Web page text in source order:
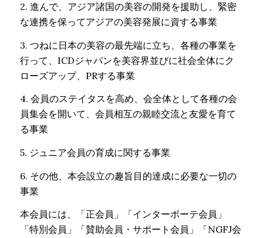
2. 進んで、アジア諸国の美容の開発を援助し、緊密
な連携を保ってアジアの美容発展に資する事業
3. つねに日本の美容の最先端に立ち、各種の事業を
行って、ICDジャパンを美容界並びに社会全体にク
ローズアップ、PRする事業
4. 会員のステイタスを高め、会全体として各種の会
員集会を開いて、会員相互の親睦交流と友愛を育て
る事業
5. ジュニア会員の育成に関する事業
6. その他、本会設立の趣旨目的達成に必要な一切の
事業
本会員には、「正会員」「インターボーテ会員」
「特別会員」「賛助会員・サポート会員」「NGFJ会